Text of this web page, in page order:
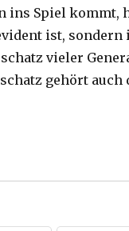
ins Spiel kommt,
ist, sondern
vieler
gehört auch
des